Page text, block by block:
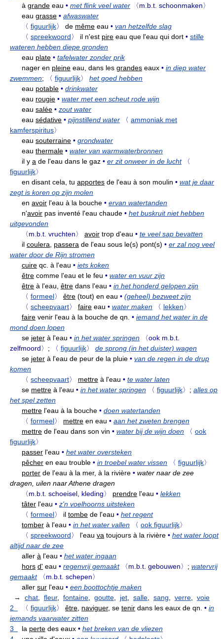
à grande eau • met flink veel water
〈m.b.t. schoonmaken〉
eau grasse • afwaswater
〈 figuurlijk〉 de même eau • van hetzelfde slag
〈 spreekwoord〉 il n'est pire eau que l'eau qui dort • stille
wateren hebben diepe gronden
eau plate • tafelwater zonder prik
nager en pleine eau, dans les grandes eaux • in diep water
zwemmen; 〈 figuurlijk〉
het goed hebben
eau potable • drinkwater
eau rougie • water met een scheut rode wijn
eau salée • zout water
eau sédative • pijnstillend water 〈 ammoniak met
kamferspiritus〉
eau souterraine • grondwater
eau thermale • water van warmwaterbronnen
il y a de l'eau dans le gaz • er zit onweer in de lucht
〈
figuurlijk〉
en disant cela, tu apportes de l'eau à son moulin • wat je daar
zegt is koren op zijn molen
en avoir l'eau à la bouche • ervan watertanden
n'avoir pas inventé l'eau chaude • het buskruit niet hebben
uitgevonden
〈m.b.t. vruchten〉 avoir trop d'eau • te veel sap bevatten
il coulera, passera de l'eau sous le(s) pont(s) • er zal nog veel
water door de Rijn stromen
cuire qc. à l'eau • iets koken
être comme l'eau et le feu • water en vuur zijn
être à l'eau, être dans l'eau • in het honderd gelopen zijn
〈 formeel〉 être (tout) en eau • (geheel) bezweet zijn
〈 scheepvaart〉 faire eau • water maken 〈 lekken〉
faire venir l'eau à la bouche de qn. • iemand het water in de
mond doen lopen
se jeter à l'eau • in het water springen
〈ook m.b.t.
zelfmoord〉 ; 〈 figuurlijk〉
de sprong (in het duister) wagen
se jeter à l'eau de peur de la pluie • van de regen in de drup
komen
〈 scheepvaart〉 mettre à l'eau • te water laten
se mettre à l'eau • in het water springen 〈 figuurlijk〉 ; alles op
het spel zetten
mettre l'eau à la bouche • doen watertanden
〈 formeel〉 mettre en eau • aan het zweten brengen
mettre de l'eau dans son vin • water bij de wijn doen 〈 ook
figuurlijk〉
passer l'eau • het water oversteken
pêcher en eau trouble • in troebel water vissen 〈 figuurlijk〉
porter de l'eau à la mer, à la rivière • water naar de zee
dragen, uilen naar Athene dragen
〈m.b.t. schoeisel, kleding〉 prendre l'eau • lekken
tâter l'eau • z'n voelhoorns uitsteken
〈 formeel〉 il tombe de l'eau • het regent
tomber à l'eau • in het water vallen 〈 ook figuurlijk〉
〈 spreekwoord〉 l'eau va toujours à la rivière • het water loopt
altijd naar de zee
aller à l'eau • het water ingaan
hors d' eau • regenvrij gemaakt 〈m.b.t. gebouwen〉 ; watervrij
gemaakt
〈m.b.t. schepen〉
aller sur l'eau • een boottochtje maken
→ chat, fleur, fontaine, goutte, jet, salle, sang, verre, voie
2
〈 figuurlijk〉 être, naviguer, se tenir dans les eaux de qn. • in
iemands vaarwater zitten
3
la perte des eaux • het breken van de vliezen